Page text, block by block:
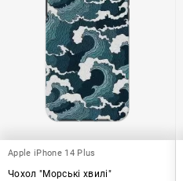
Apple iPhone 14 Plus
Чохол "Морські хвилі"